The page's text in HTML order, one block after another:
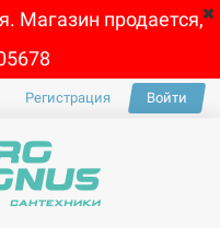
Магазин продается,
Регистрация Войти